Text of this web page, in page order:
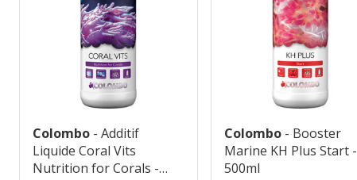
Colombo - Additif
Liquide Coral Vits
Nutrition for Corals -
Colombo - Booster
Marine KH Plus Start -
500ml